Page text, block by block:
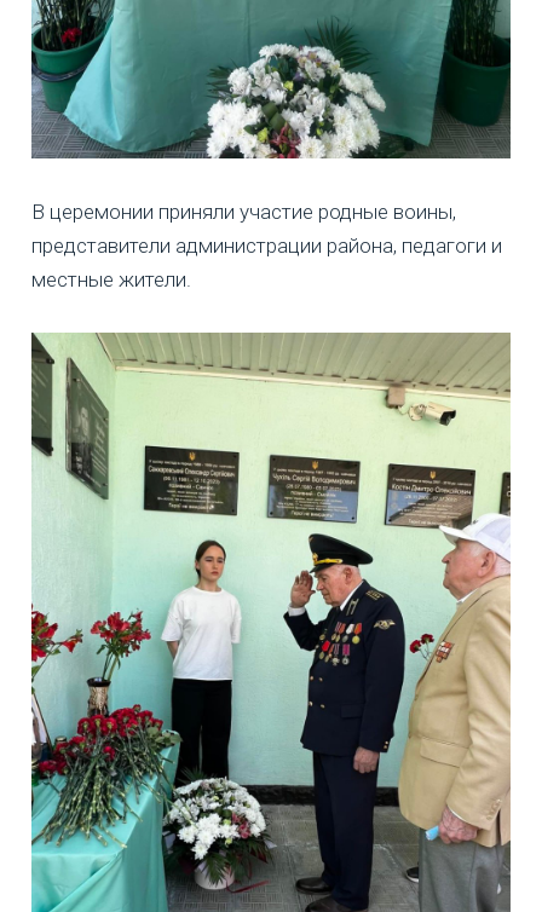
В церемонии приняли участие родные воины,
представители администрации района, педагоги и
местные жители.